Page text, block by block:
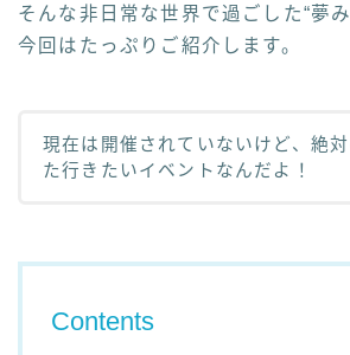
そんな非日常な世界で過ごした“夢
今回はたっぷりご紹介します。
現在は開催されていないけど、絶対
た行きたいイベントなんだよ！
Contents